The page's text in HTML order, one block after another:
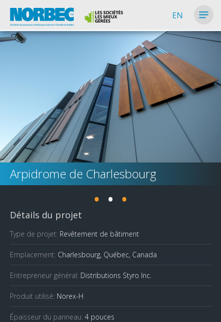
EN
Arpidrome de Charlesbourg
• • •
Détails du projet
Type de projet: Revêtement de bâtiment
Emplacement: Charlesbourg, Québec, Canada
Entrepreneur général: Distributions Styro Inc.
Produit utilisé: Norex-H
Épaisseur du panneau: 4 pouces